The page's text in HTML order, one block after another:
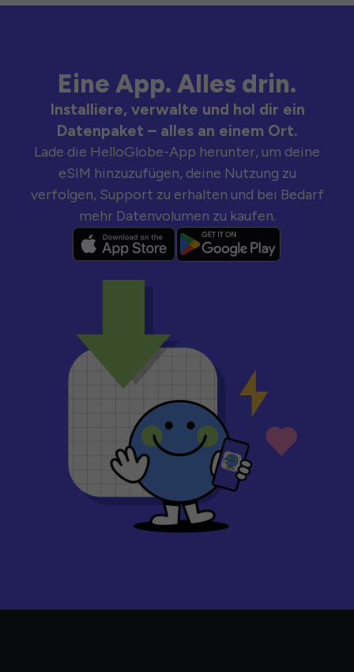
Eine App. Alles drin.
Installiere, verwalte und hol dir ein
Datenpaket – alles an einem Ort.
Lade die HelloGlobe-App herunter, um deine
eSIM hinzuzufügen, deine Nutzung zu
verfolgen, Support zu erhalten und bei Bedarf
mehr Datenvolumen zu kaufen.